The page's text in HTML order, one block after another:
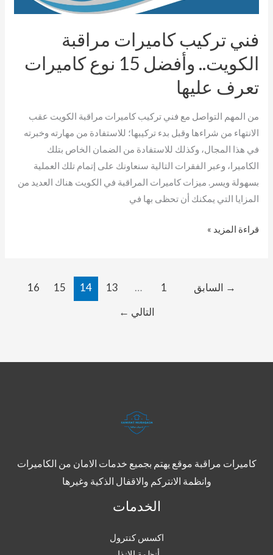
فني تركيب كاميرات مراقبة
الكويت.. وأفضل 15 نوع كاميرات
تعرف عليها
من المهم التواصل مع فني تركيب كاميرات مراقبة الكويت عقب
الانتهاء من شراءها وقبل بدء تركيبها؛ للاستفادة من مهارته وخبرته
في هذا المجال، وكذلك للاستفادة من الضمان الخاص بتلك
الكاميرا، وعبر الفقرات التالية سنعاونك على إتمام تلك العملية
بسهولة ويسر. ميزات كاميرات المراقبة في الكويت هناك العديد من
المزايا التي يمكنك أن تحظى بها في
15
نوع
كاميرات
تعرف
عليها
قراءة المزيد »
→ السابق 1
…
13
14
15
16
التالي ←
كاميرات مراقبة موقع يهتم بجميع خدمات الامان من الكاميرات
وانظمة الانتركم والاقفال الذكية وغيرها
الخدمات
اكسس كنترول